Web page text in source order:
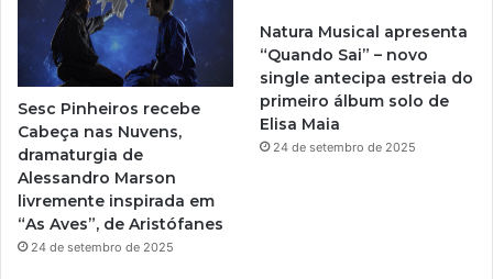
e
g
r
a
Sesc Pinheiros recebe
Cabeça nas Nuvens,
dramaturgia de
Alessandro Marson
livremente inspirada em
“As Aves”, de Aristófanes
24 de setembro de 2025
Natura Musical apresenta
“Quando Sai” – novo
single antecipa estreia do
primeiro álbum solo de
Elisa Maia
24 de setembro de 2025